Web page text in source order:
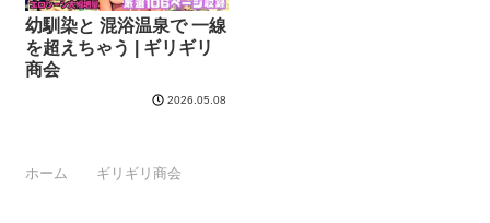
幼馴染と 混浴温泉で 一線
を超えちゃう | ギリギリ
商会
2026.05.08
ホーム ギリギリ商会